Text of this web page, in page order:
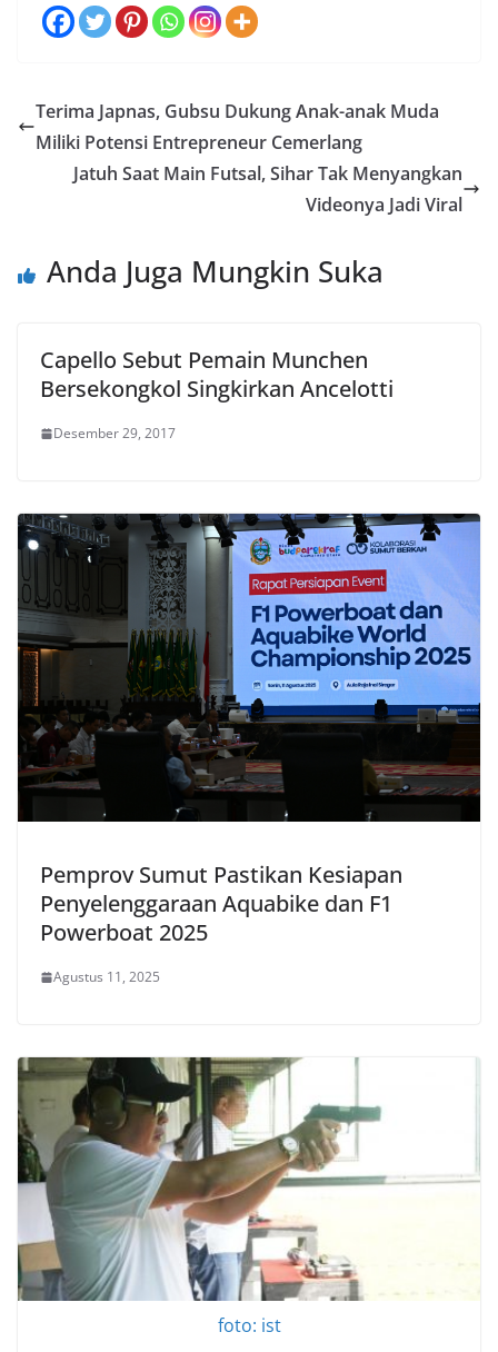
Terima Japnas, Gubsu Dukung Anak-anak Muda
Miliki Potensi Entrepreneur Cemerlang
Jatuh Saat Main Futsal, Sihar Tak Menyangkan
Videonya Jadi Viral
Anda Juga Mungkin Suka
Capello Sebut Pemain Munchen
Bersekongkol Singkirkan Ancelotti
Desember 29, 2017
Pemprov Sumut Pastikan Kesiapan
Penyelenggaraan Aquabike dan F1
Powerboat 2025
Agustus 11, 2025
foto: ist